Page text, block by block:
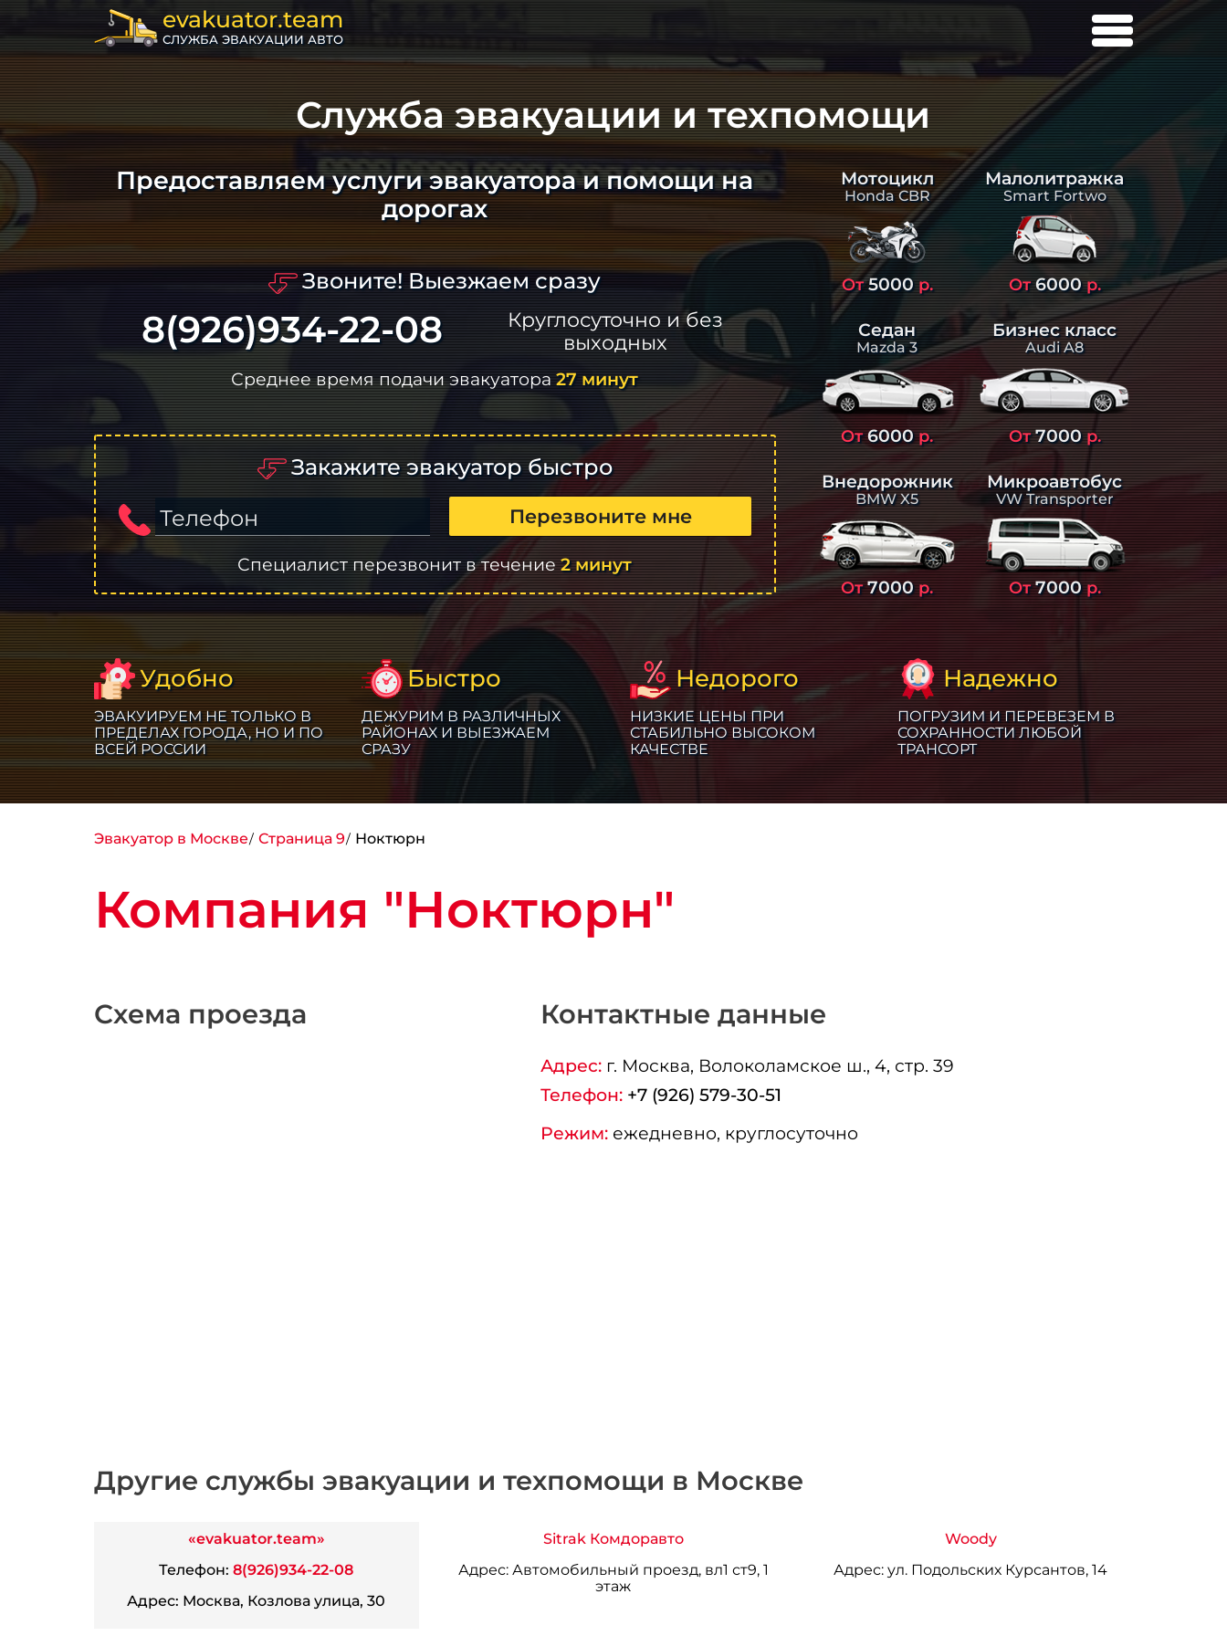
evakuator.team
СЛУЖБА ЭВАКУАЦИИ АВТО
Служба эвакуации и техпомощи
Предоставляем услуги эвакуатора и помощи на
дорогах
Звоните! Выезжаем сразу
8(926)934-22-08
Круглосуточно и без
выходных
Среднее время подачи эвакуатора27 минут
Закажите эвакуатор быстро
Телефон
Перезвоните мне
Специалист перезвонит в течение2 минут
Мотоцикл
Honda CBR
От5000р.
Малолитражка
Smart Fortwo
От6000р.
Седан
Mazda 3
От6000р.
Бизнес класс
Audi A8
От7000р.
Внедорожник
BMW X5
От7000р.
Микроавтобус
VW Transporter
От7000р.
Удобно
ЭВАКУИРУЕМ НЕ ТОЛЬКО В
ПРЕДЕЛАХ ГОРОДА, НО И ПО
ВСЕЙ РОССИИ
Быстро
ДЕЖУРИМ В РАЗЛИЧНЫХ
РАЙОНАХ И ВЫЕЗЖАЕМ
СРАЗУ
Недорого
НИЗКИЕ ЦЕНЫ ПРИ
СТАБИЛЬНО ВЫСОКОМ
КАЧЕСТВЕ
Надежно
ПОГРУЗИМ И ПЕРЕВЕЗЕМ В
СОХРАННОСТИ ЛЮБОЙ
ТРАНСОРТ
Эвакуатор в Москве Страница 9 Ноктюрн
Компания "Ноктюрн"
Схема проезда Контактные данные
Адрес:г. Москва, Волоколамское ш., 4, стр. 39
Телефон: +7 (926) 579-30-51
Режим:ежедневно, круглосуточно
Другие службы эвакуации и техпомощи в Москве
«evakuator.team»
Телефон: 8(926)934-22-08
Адрес: Москва, Козлова улица, 30
Sitrak Комдоравто
Адрес:Автомобильный проезд, вл1 ст9, 1
этаж
Woody
Адрес: ул. Подольских Курсантов, 14